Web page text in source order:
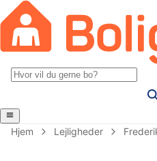
Hjem Lejligheder